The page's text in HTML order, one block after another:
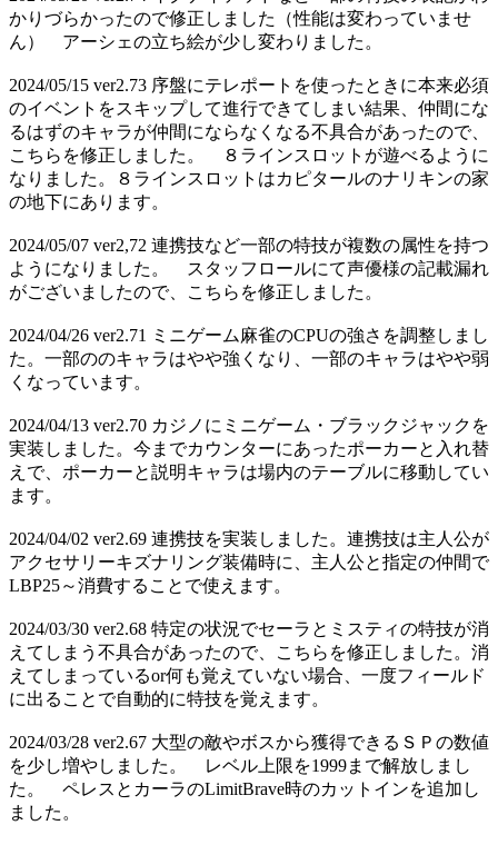
かりづらかったので修正しました（性能は変わっていませ
ん） アーシェの立ち絵が少し変わりました。
2024/05/15 ver2.73 序盤にテレポートを使ったときに本来必須
のイベントをスキップして進行できてしまい結果、仲間にな
るはずのキャラが仲間にならなくなる不具合があったので、
こちらを修正しました。 ８ラインスロットが遊べるように
なりました。８ラインスロットはカピタールのナリキンの家
の地下にあります。
2024/05/07 ver2,72 連携技など一部の特技が複数の属性を持つ
ようになりました。 スタッフロールにて声優様の記載漏れ
がございましたので、こちらを修正しました。
2024/04/26 ver2.71 ミニゲーム麻雀のCPUの強さを調整しまし
た。一部ののキャラはやや強くなり、一部のキャラはやや弱
くなっています。
2024/04/13 ver2.70 カジノにミニゲーム・ブラックジャックを
実装しました。今までカウンターにあったポーカーと入れ替
えで、ポーカーと説明キャラは場内のテーブルに移動してい
ます。
2024/04/02 ver2.69 連携技を実装しました。連携技は主人公が
アクセサリーキズナリング装備時に、主人公と指定の仲間で
LBP25～消費することで使えます。
2024/03/30 ver2.68 特定の状況でセーラとミスティの特技が消
えてしまう不具合があったので、こちらを修正しました。消
えてしまっているor何も覚えていない場合、一度フィールド
に出ることで自動的に特技を覚えます。
2024/03/28 ver2.67 大型の敵やボスから獲得できるＳＰの数値
を少し増やしました。 レベル上限を1999まで解放しまし
た。 ペレスとカーラのLimitBrave時のカットインを追加し
ました。